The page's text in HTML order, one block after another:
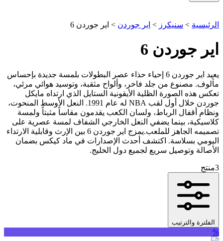
الرئيسية > سنيكرز > اير جوردن > اير جوردن 6
اير جوردن 6
يعيد اير جوردن 6 إحياء حذاء عصر البطولات بلمسة جديدة بإحساس
مألوف. مصنوع من جلد فاخر، وألواح مثقبة، وتوسيد هوائي مرئي،
تعكس هذه الصورة الظلية الأيقونية الستايل الذي ارتداه مايكل
جوردن خلال أول لقب NBA له عام 1991. النعل الأوسط المنحوت،
ونظام أقفال الرباط، ولسان الكعب يقدمون مقاساً مثبتاً ولمسة
كلاسيكية، بينما يضفي النعل الخارجي الشفاف لمسة عصرية على
تصميمه الجاهز للملعب.يمزج اير جوردن 6 بين الإرث وقابلية الارتداء
اليومي بسلاسة. اكتشف أحدث الإصدارات في ماد كيكس بضمان
الأصالة وتوصيل سريع لجميع دول الخليج.
3منتج
الفلترة والترتيب
%